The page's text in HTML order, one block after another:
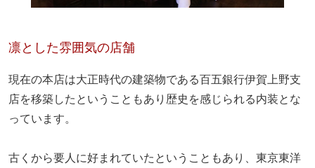
凛とした雰囲気の店舗
現在の本店は大正時代の建築物である百五銀行伊賀上野支
店を移築したということもあり歴史を感じられる内装とな
っています。
古くから要人に好まれていたということもあり、東京東洋